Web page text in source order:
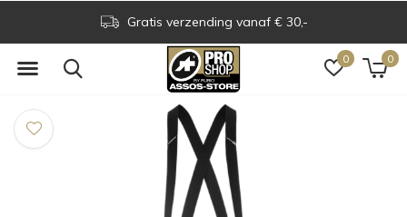
0 0
Gratis verzending vanaf € 30,-